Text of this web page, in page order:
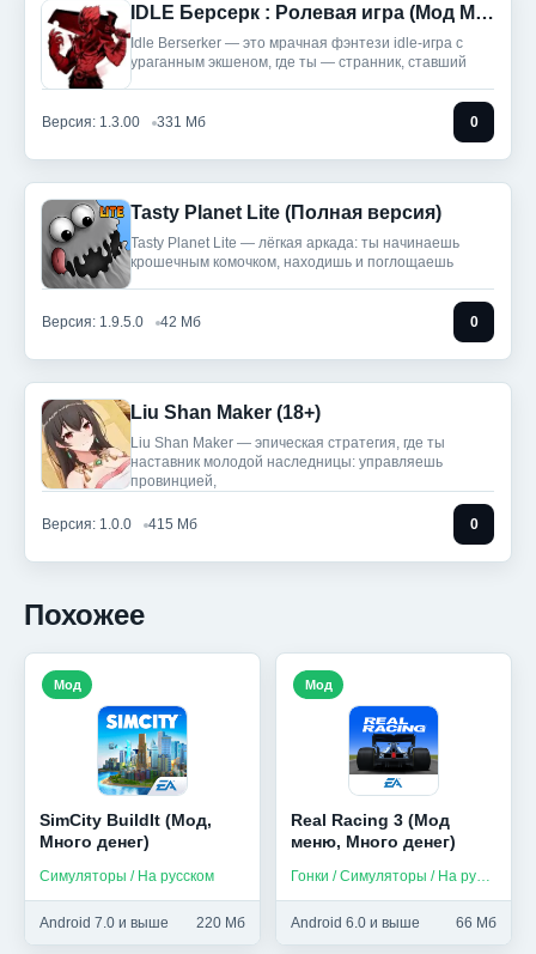
IDLE Берсерк : Ролевая игра (Мод Меню)
Idle Berserker — это мрачная фэнтези idle-игра с
ураганным экшеном, где ты — странник, ставший
Версия: 1.3.00 331 Мб 0
Tasty Planet Lite (Полная версия)
Tasty Planet Lite — лёгкая аркада: ты начинаешь
крошечным комочком, находишь и поглощаешь
Версия: 1.9.5.0 42 Мб 0
Liu Shan Maker (18+)
Liu Shan Maker — эпическая стратегия, где ты
наставник молодой наследницы: управляешь
провинцией,
Версия: 1.0.0 415 Мб 0
Похожее
SimCity BuildIt (Мод,
Много денег)
Симуляторы / На русском
Android 7.0 и выше 220 Мб
Мод
Real Racing 3 (Мод
меню, Много денег)
Гонки / Симуляторы / На русском
Android 6.0 и выше 66 Мб
Мод